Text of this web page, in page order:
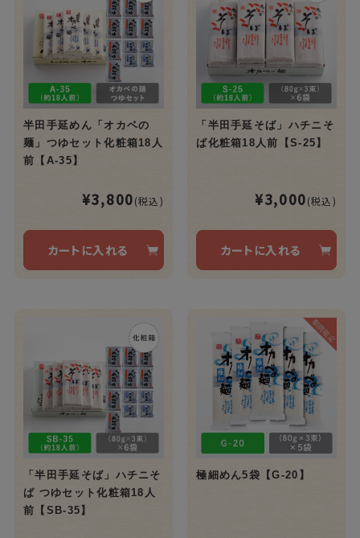
半田手延めん「オカベの
麺」つゆセット化粧箱18人
前【A-35】
¥3,800(税込)
カートに入れる
「半田手延そば」ハチニそ
ば化粧箱18人前【S-25】
¥3,000(税込)
カートに入れる
「半田手延そば」ハチニそ
ば つゆセット化粧箱18人
前【SB-35】
極細めん5袋【G-20】